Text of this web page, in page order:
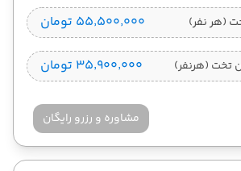
(هر نفر) ۵۵٬۵۰۰٬۰۰۰ تومان
تخت (هرنفر) ۳۵٬۹۰۰٬۰۰۰ تومان
مشاوره و رزرو رایگان